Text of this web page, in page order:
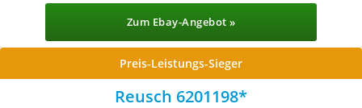
Zum Ebay-Angebot »
Preis-Leistungs-Sieger
Reusch 6201198